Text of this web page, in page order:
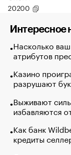
20200
Интересное
Насколько
атрибутов
Казино
разрушают
Выживают
избавляются
Как банк
кредиты